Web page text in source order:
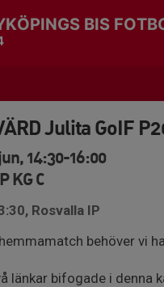
BIS
Julita GoIF
14:30-16:00
KG C
Rosvalla IP
behöver vi
länkar bifogade i denna